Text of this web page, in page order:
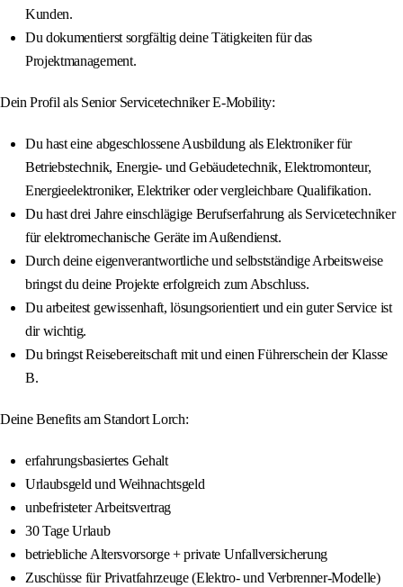
Kunden.
Du dokumentierst sorgfältig deine Tätigkeiten für das
Projektmanagement.
Dein Profil als Senior Servicetechniker E-Mobility:
Du hast eine abgeschlossene Ausbildung als Elektroniker für
Betriebstechnik, Energie- und Gebäudetechnik, Elektromonteur,
Energieelektroniker, Elektriker oder vergleichbare Qualifikation.
Du hast drei Jahre einschlägige Berufserfahrung als Servicetechniker
für elektromechanische Geräte im Außendienst.
Durch deine eigenverantwortliche und selbstständige Arbeitsweise
bringst du deine Projekte erfolgreich zum Abschluss.
Du arbeitest gewissenhaft, lösungsorientiert und ein guter Service ist
dir wichtig.
Du bringst Reisebereitschaft mit und einen Führerschein der Klasse
B.
Deine Benefits am Standort Lorch:
erfahrungsbasiertes Gehalt
Urlaubsgeld und Weihnachtsgeld
unbefristeter Arbeitsvertrag
30 Tage Urlaub
betriebliche Altersvorsorge + private Unfallversicherung
Zuschüsse für Privatfahrzeuge (Elektro- und Verbrenner-Modelle)